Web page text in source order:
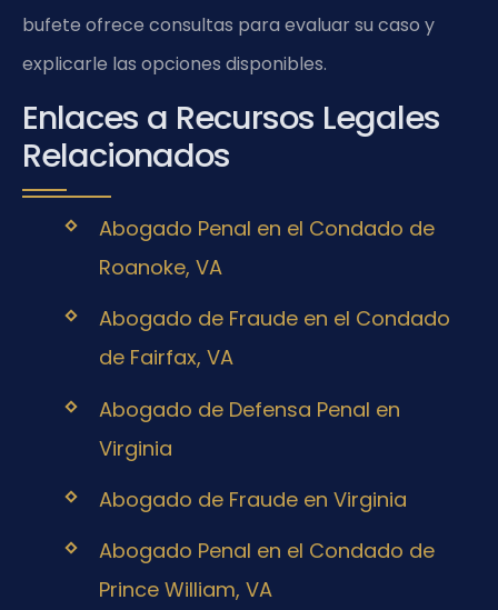
bufete ofrece consultas para evaluar su caso y
explicarle las opciones disponibles.
Enlaces a Recursos Legales
Relacionados
Abogado Penal en el Condado de
Roanoke, VA
Abogado de Fraude en el Condado
de Fairfax, VA
Abogado de Defensa Penal en
Virginia
Abogado de Fraude en Virginia
Abogado Penal en el Condado de
Prince William, VA